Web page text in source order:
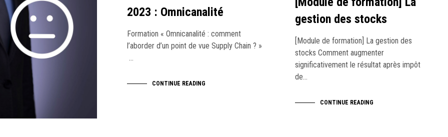
2023 : Omnicanalité
Formation « Omnicanalité : comment
l’aborder d’un point de vue Supply Chain ? »
…
CONTINUE READING
gestion des stocks
[Module de formation] La gestion des
stocks Comment augmenter
significativement le résultat après impôt
de…
CONTINUE READING